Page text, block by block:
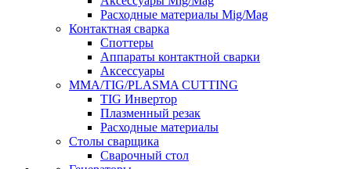
Расходные материалы Mig/Mag
Контактная сварка
Споттеры
Аппараты контактной сварки
Аксессуары
MMA/TIG/PLASMA CUTTING
TIG Инвертор
Плазменный резак
Расходные материалы
Столы сварщика
Сварочный стол